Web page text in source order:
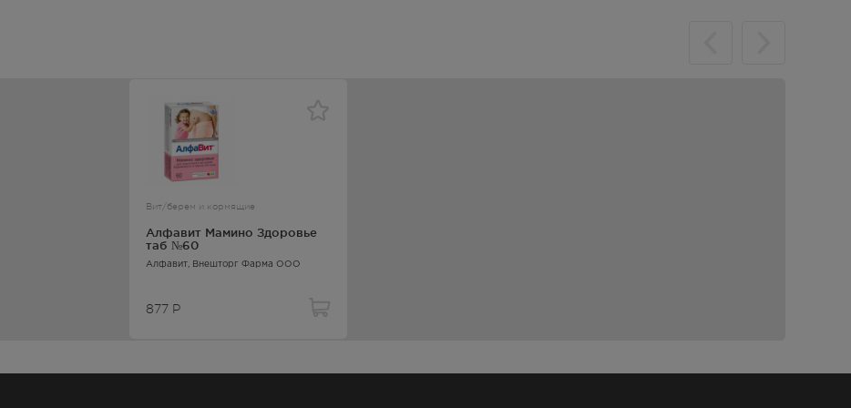
Вит/берем и кормящие
Алфавит Мамино Здоровье
таб №60
Алфавит, Внешторг Фарма ООО
877 Р